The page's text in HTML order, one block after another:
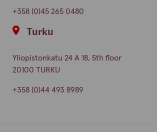
+358 (0)45 265 0480
Turku
Yliopistonkatu 24 A 18, 5th floor
20100 TURKU
+358 (0)44 493 8989